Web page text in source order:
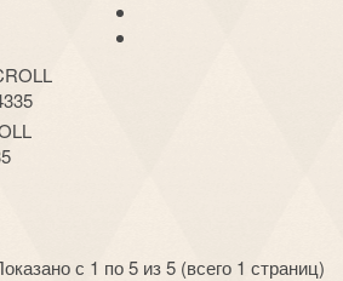
с 1 по 5 из 5 (всего 1 страниц)